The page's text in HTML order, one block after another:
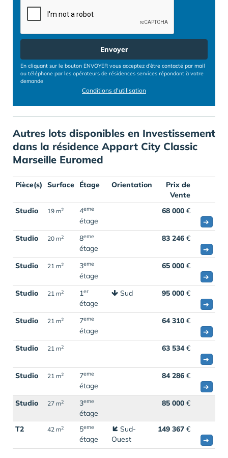
Envoyer
En cliquant sur le bouton ENVOYER vous acceptez d’être contacté par mail
ou téléphone par les opérateurs de résidences services répondant à votre
demande
Conditions d'utilisation
Autres lots disponibles en Investissement
dans la résidence Appart City Classic
Marseille Euromed
Pièce(s) Surface Étage Orientation
Prix de
Vente
Studio
19 m2 4eme
étage
68 000 €
➔
Studio
20 m2 8eme
étage
83 246 €
➔
Studio
21 m2 3eme
étage
65 000 €
➔
Studio
21 m2 1er
étage
Sud 95 000 €
➔
Studio
21 m2 7eme
étage
64 310 €
➔
Studio
21 m2 63 534€
➔
Studio
21 m2 7eme
étage
84 286 €
➔
Studio
27 m2 3eme
étage
85 000 €
T2 42 m2 5eme
étage
Sud-
Ouest
149 367 €
➔